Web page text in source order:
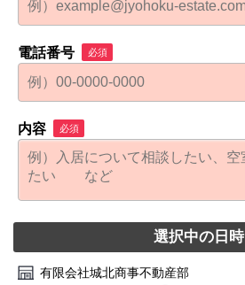
電話番号 必須
内容 必須
選択中の日時
有限会社城北商事不動産部